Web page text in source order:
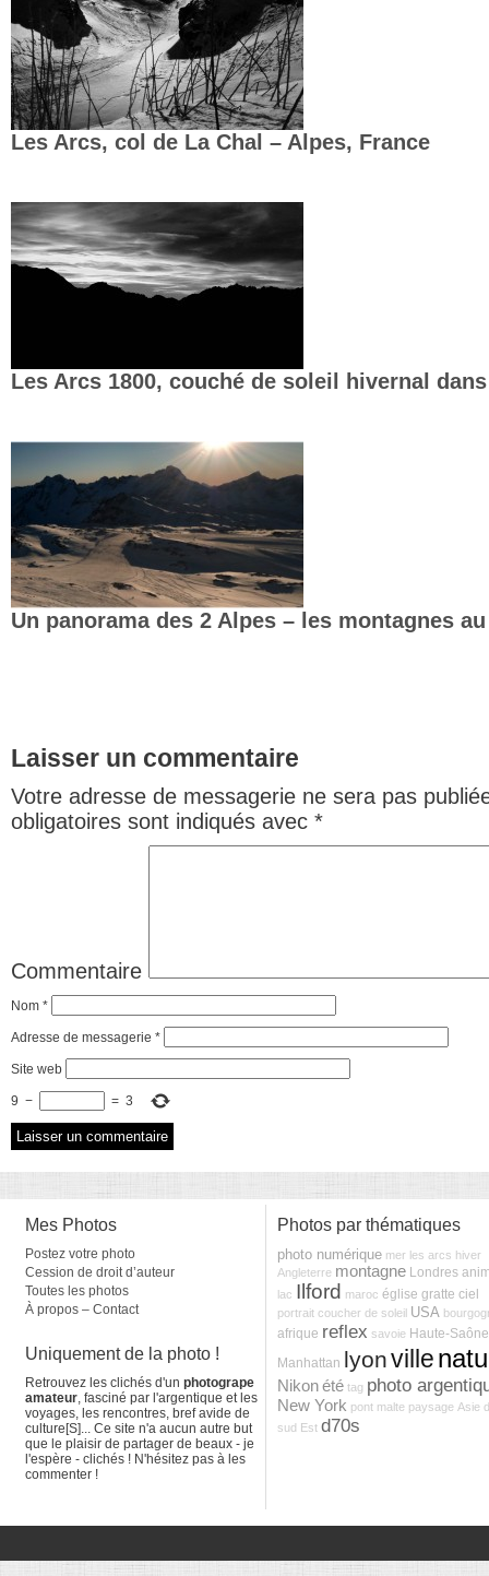
Les Arcs, col de La Chal – Alpes, France
Les Arcs 1800, couché de soleil hivernal
Un panorama des 2 Alpes – les montagnes
Laisser un commentaire
Votre adresse de messagerie ne sera pas
obligatoires sont indiqués avec *
Commentaire
Nom *
Adresse de messagerie *
Site web
9 − = 3
Mes Photos
Postez votre photo
Cession de droit d’auteur
Toutes les photos
À propos – Contact
Uniquement de la photo !
Retrouvez les clichés d'un photogrape
amateur, fasciné par l'argentique et les
voyages, les rencontres, bref avide de
culture[S]... Ce site n'a aucun autre but
que le plaisir de partager de beaux - je
l'espère - clichés ! N'hésitez pas à les
commenter !
Photos par thématiques
photo numérique mer les arcs hiver
Angleterre montagne Londres
lac Ilford maroc église gratte ciel
portrait coucher de soleil USA
afrique reflex savoie Haute-Saône
Manhattan lyonville
Nikonété tag photo
New York pont malte paysage Asie
sud Est d70s